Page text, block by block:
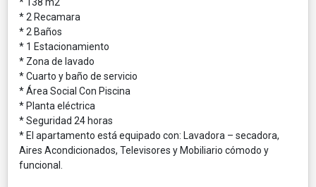
* 2 Recamara
* 2 Baños
* 1 Estacionamiento
* Zona de lavado
* Cuarto y baño de servicio
* Área Social Con Piscina
* Planta eléctrica
* Seguridad 24 horas
* El apartamento está equipado con: Lavadora – secadora,
Aires Acondicionados, Televisores y Mobiliario cómodo y
funcional.